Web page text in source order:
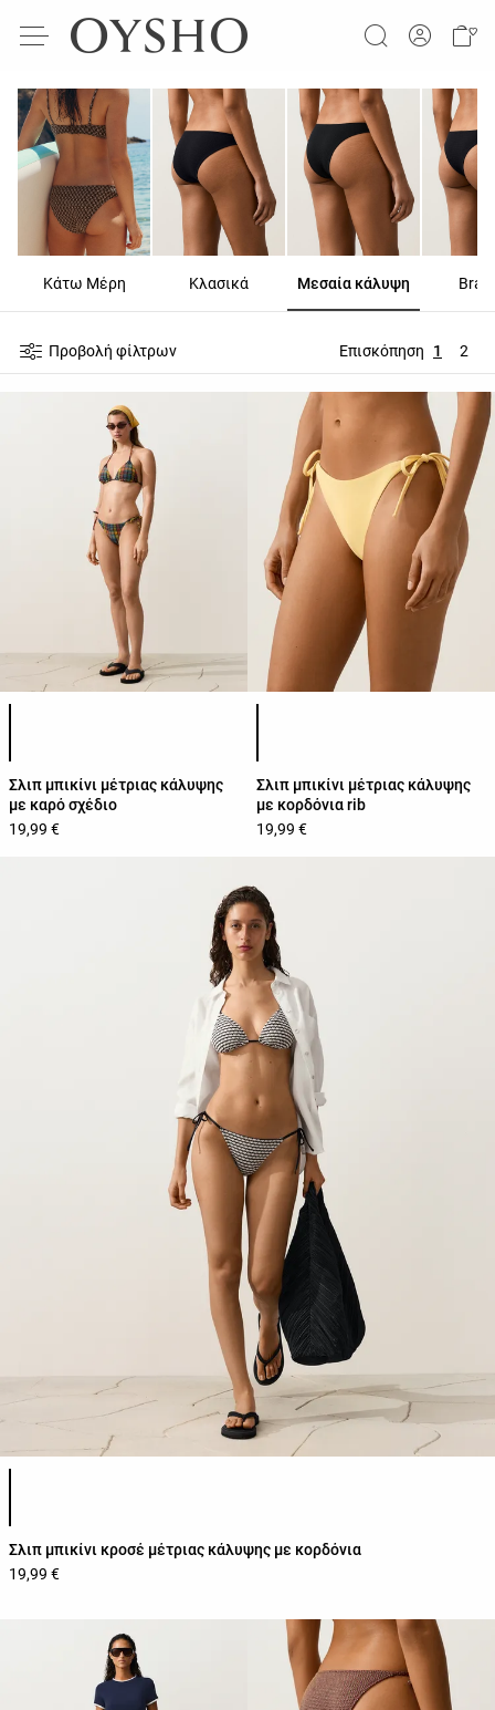
Κάτω Μέρη Κλασικά Μεσαία κάλυψη
Προβολή φίλτρων Επισκόπηση 1 2
Σλιπ μπικίνι μέτριας κάλυψης
με καρό σχέδιο
19,99 €
Σλιπ μπικίνι μέτριας κάλυψης
με κορδόνια rib
19,99 €
Σλιπ μπικίνι κροσέ μέτριας κάλυψης με κορδόνια
19,99 €